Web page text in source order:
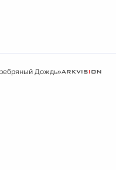
Дождь»